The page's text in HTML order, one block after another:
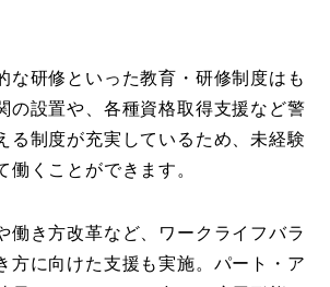
な研修といった教育・研修制度はも
の設置や、各種資格取得支援など警
る制度が充実しているため、未経験
働くことができます。
働き方改革など、ワークライフバラ
方に向けた支援も実施。パート・ア